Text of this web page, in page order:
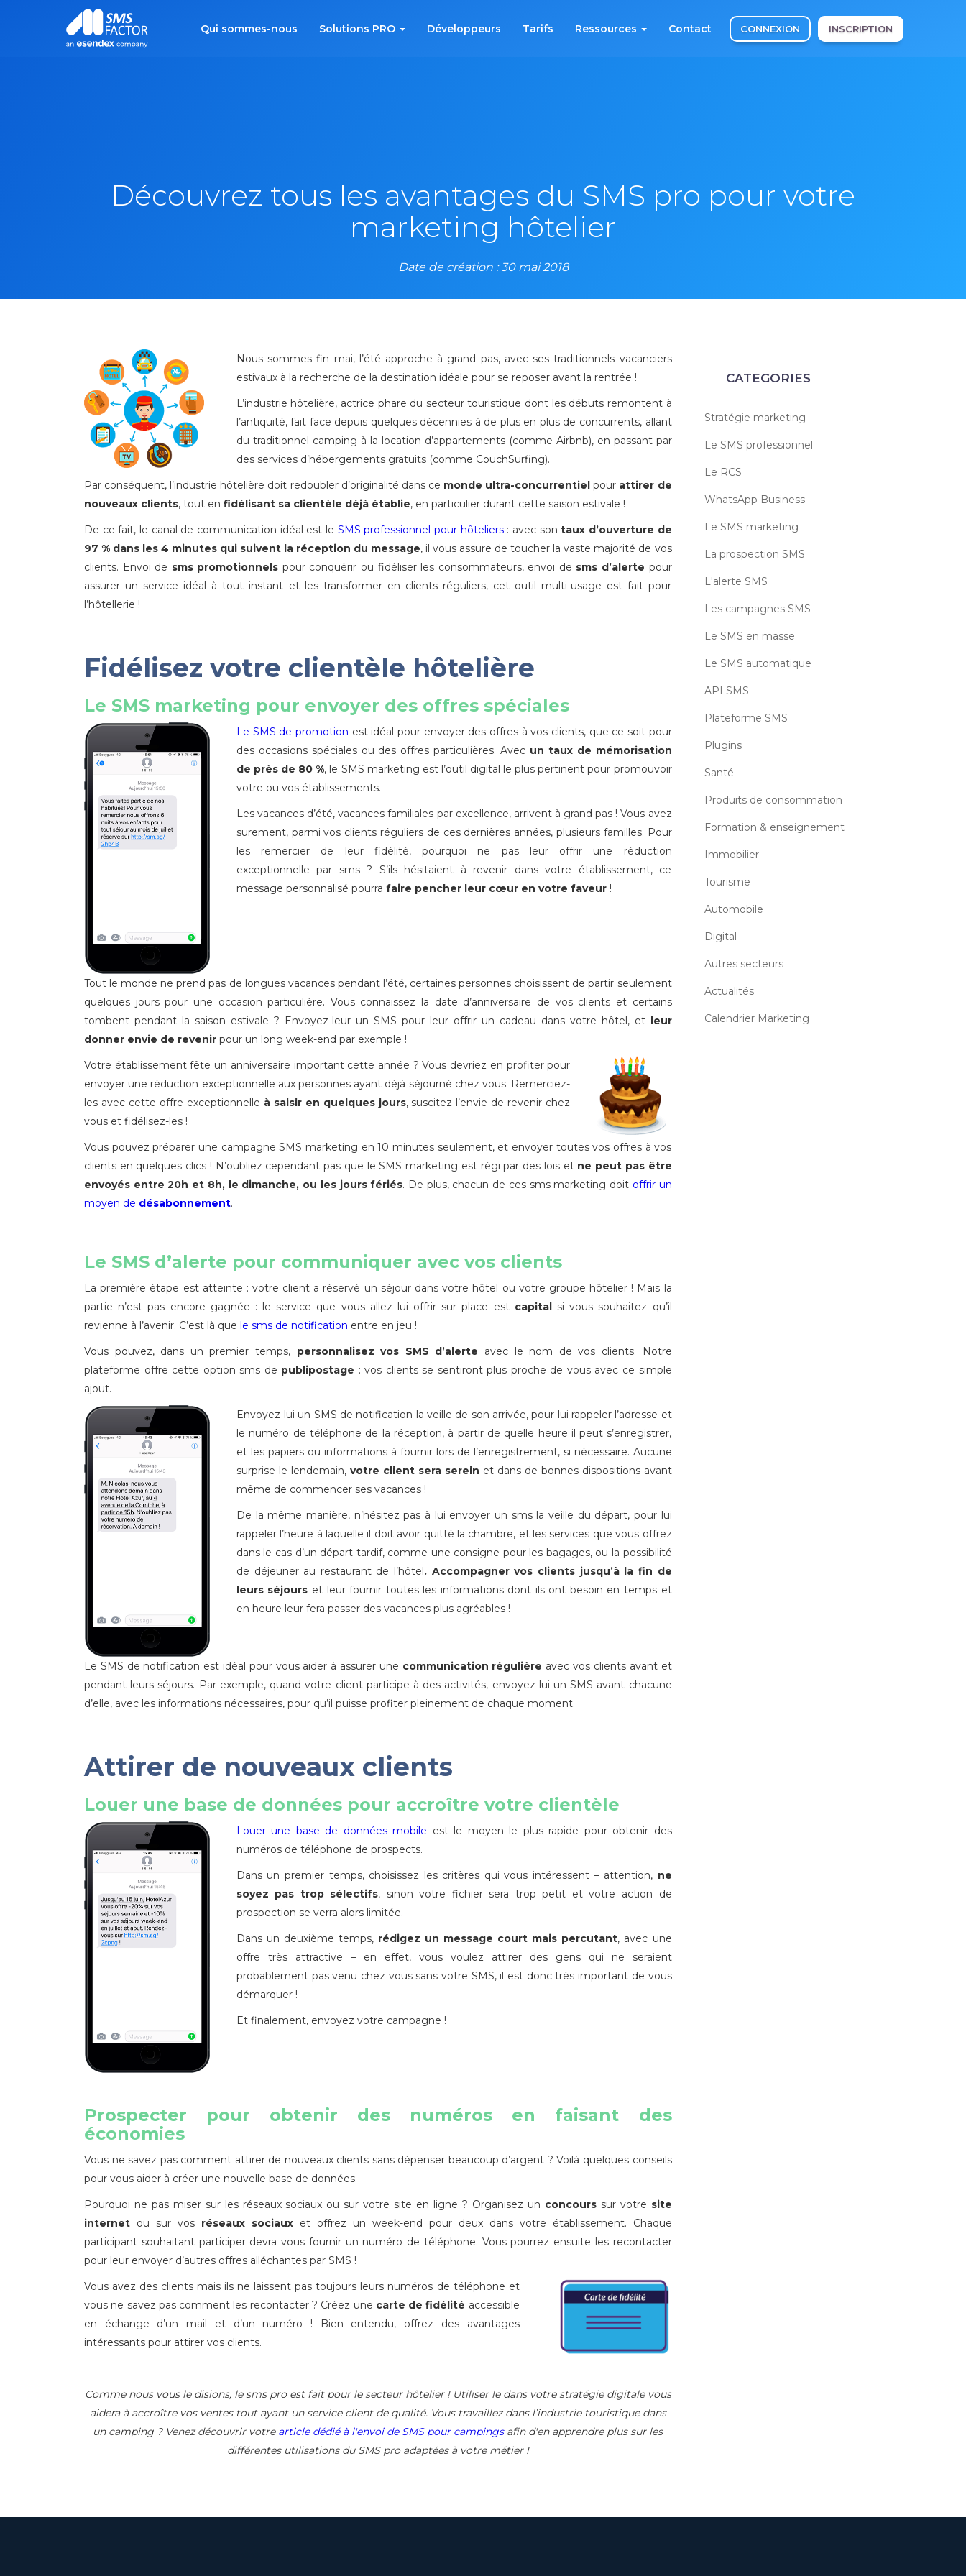
Qui sommes-nous Solutions PRO Développeurs Tarifs Ressources Contact CONNEXION INSCRIPTION
Découvrez tous les avantages du SMS pro pour votre
marketing hôtelier
Date de création : 30 mai 2018
Nous sommes fin mai, l’été approche à grand pas, avec ses traditionnels vacanciers
estivaux à la recherche de la destination idéale pour se reposer avant la rentrée !
L’industrie hôtelière, actrice phare du secteur touristique dont les débuts remontent à
l’antiquité, fait face depuis quelques décennies à de plus en plus de concurrents, allant
du traditionnel camping à la location d’appartements (comme Airbnb), en passant par
des services d’hébergements gratuits (comme CouchSurfing).
Par conséquent, l’industrie hôtelière doit redoubler d’originalité dans ce monde ultra-concurrentiel pour attirer de
nouveaux clients, tout en fidélisant sa clientèle déjà établie, en particulier durant cette saison estivale !
De ce fait, le canal de communication idéal est le SMS professionnel pour hôteliers: avec sontaux d’ouverture de
97 % dans les 4 minutes qui suivent la réception du message, il vous assure de toucher la vaste majorité de vos
clients. Envoi de sms promotionnels pour conquérir ou fidéliser les consommateurs, envoi de sms d’alerte pour
assurer un service idéal à tout instant et les transformer en clients réguliers, cet outil multi-usage est fait pour
l’hôtellerie !
Fidélisez votre clientèle hôtelière
Le SMS marketing pour envoyer des offres spéciales
Le SMS de promotion est idéal pour envoyer des offres à vos clients, que ce soit pour
des occasions spéciales ou des offres particulières. Avec un taux de mémorisation
de près de 80 %, le SMS marketing est l’outil digital le plus pertinent pour promouvoir
votre ou vos établissements.
Les vacances d’été, vacances familiales par excellence, arrivent à grand pas ! Vous avez
surement, parmi vos clients réguliers de ces dernières années, plusieurs familles. Pour
les remercier de leur fidélité, pourquoi ne pas leur offrir une réduction
exceptionnelle par sms ? S’ils hésitaient à revenir dans votre établissement, ce
message personnalisé pourra faire pencher leur cœur en votre faveur!
Tout le monde ne prend pas de longues vacances pendant l’été, certaines personnes choisissent de partir seulement
quelques jours pour une occasion particulière. Vous connaissez la date d’anniversaire de vos clients et certains
tombent pendant la saison estivale ? Envoyez-leur un SMS pour leur offrir un cadeau dans votre hôtel, et leur
donner envie de revenir pour un long week-end par exemple !
Votre établissement fête un anniversaire important cette année ? Vous devriez en profiter pour
envoyer une réduction exceptionnelle aux personnes ayant déjà séjourné chez vous. Remerciez-
les avec cette offre exceptionnelle à saisir en quelques jours, suscitez l’envie de revenir chez
vous et fidélisez-les !
Vous pouvez préparer une campagne SMS marketing en 10 minutes seulement, et envoyer toutes vos offres à vos
clients en quelques clics ! N’oubliez cependant pas que le SMS marketing est régi par des lois et ne peut pas être
envoyés entre 20h et 8h, le dimanche, ou les jours fériés. De plus, chacun de ces sms marketing doit offrir un
moyen de désabonnement.
Le SMS d’alerte pour communiquer avec vos clients
La première étape est atteinte : votre client a réservé un séjour dans votre hôtel ou votre groupe hôtelier ! Mais la
partie n’est pas encore gagnée : le service que vous allez lui offrir sur place est capitalsi vous souhaitez qu’il
revienne à l’avenir. C’est là que le sms de notification entre en jeu !
Vous pouvez, dans un premier temps, personnalisez vos SMS d’alerte avec le nom de vos clients. Notre
plateforme offre cette option sms de publipostage : vos clients se sentiront plus proche de vous avec ce simple
ajout.
Envoyez-lui un SMS de notification la veille de son arrivée, pour lui rappeler l’adresse et
le numéro de téléphone de la réception, à partir de quelle heure il peut s’enregistrer,
et les papiers ou informations à fournir lors de l’enregistrement, si nécessaire. Aucune
surprise le lendemain, votre client sera serein et dans de bonnes dispositions avant
même de commencer ses vacances !
De la même manière, n’hésitez pas à lui envoyer un sms la veille du départ, pour lui
rappeler l’heure à laquelle il doit avoir quitté la chambre, et les services que vous offrez
dans le cas d’un départ tardif, comme une consigne pour les bagages, ou la possibilité
de déjeuner au restaurant de l’hôtel. Accompagner vos clients jusqu’à la fin de
leurs séjours et leur fournir toutes les informations dont ils ont besoin en temps et
en heure leur fera passer des vacances plus agréables !
Le SMS de notification est idéal pour vous aider à assurer une communication régulière avec vos clients avant et
pendant leurs séjours. Par exemple, quand votre client participe à des activités, envoyez-lui un SMS avant chacune
d’elle, avec les informations nécessaires, pour qu’il puisse profiter pleinement de chaque moment.
Attirer de nouveaux clients
Louer une base de données pour accroître votre clientèle
Louer une base de données mobile est le moyen le plus rapide pour obtenir des
numéros de téléphone de prospects.
Dans un premier temps, choisissez les critères qui vous intéressent – attention, ne
soyez pas trop sélectifs, sinon votre fichier sera trop petit et votre action de
prospection se verra alors limitée.
Dans un deuxième temps, rédigez un message court mais percutant, avec une
offre très attractive – en effet, vous voulez attirer des gens qui ne seraient
probablement pas venu chez vous sans votre SMS, il est donc très important de vous
démarquer !
Et finalement, envoyez votre campagne !
Prospecter pour obtenir des numéros en faisant des
économies
Vous ne savez pas comment attirer de nouveaux clients sans dépenser beaucoup d’argent ? Voilà quelques conseils
pour vous aider à créer une nouvelle base de données.
Pourquoi ne pas miser sur les réseaux sociaux ou sur votre site en ligne ? Organisez un concourssur votre site
internet ou sur vos réseaux sociauxet offrez un week-end pour deux dans votre établissement. Chaque
participant souhaitant participer devra vous fournir un numéro de téléphone. Vous pourrez ensuite les recontacter
pour leur envoyer d’autres offres alléchantes par SMS !
Vous avez des clients mais ils ne laissent pas toujours leurs numéros de téléphone et
vous ne savez pas comment les recontacter ? Créez une carte de fidélité accessible
en échange d’un mail et d’un numéro ! Bien entendu, offrez des avantages
intéressants pour attirer vos clients.
Comme nous vous le disions, le sms pro est fait pour le secteur hôtelier ! Utiliser le dans votre stratégie digitale vous
aidera à accroître vos ventes tout ayant un service client de qualité. Vous travaillez dans l’industrie touristique dans
un camping ? Venez découvrir votre article dédié à l'envoi de SMS pour campingsafin d'en apprendre plus sur les
différentes utilisations du SMS pro adaptées à votre métier !
CATEGORIES
Stratégie marketing
Le SMS professionnel
Le RCS
WhatsApp Business
Le SMS marketing
La prospection SMS
L'alerte SMS
Les campagnes SMS
Le SMS en masse
Le SMS automatique
API SMS
Plateforme SMS
Plugins
Santé
Produits de consommation
Formation & enseignement
Immobilier
Tourisme
Automobile
Digital
Autres secteurs
Actualités
Calendrier Marketing